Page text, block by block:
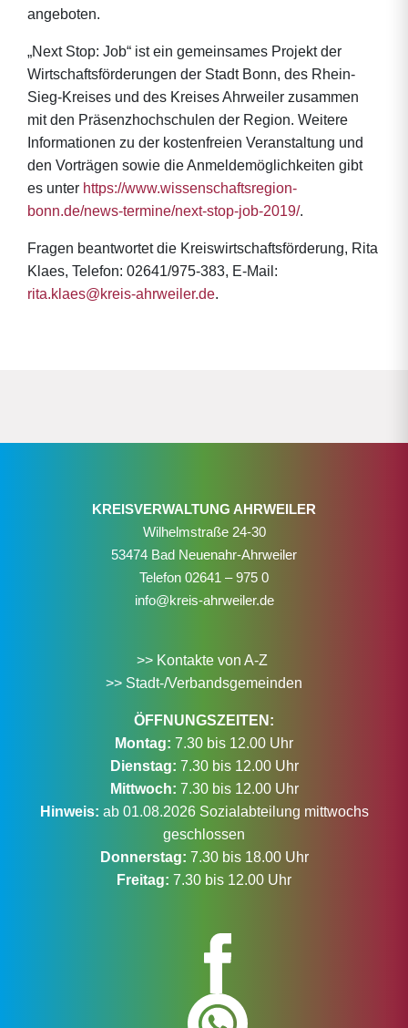
angeboten.
„Next Stop: Job“ ist ein gemeinsames Projekt der
Wirtschaftsförderungen der Stadt Bonn, des Rhein-
Sieg-Kreises und des Kreises Ahrweiler zusammen
mit den Präsenzhochschulen der Region. Weitere
Informationen zu der kostenfreien Veranstaltung und
den Vorträgen sowie die Anmeldemöglichkeiten gibt
es unter https://www.wissenschaftsregion-
bonn.de/news-termine/next-stop-job-2019/.
Fragen beantwortet die Kreiswirtschaftsförderung, Rita
Klaes, Telefon: 02641/975-383, E-Mail:
rita.klaes@kreis-ahrweiler.de.
KREISVERWALTUNG AHRWEILER
Wilhelmstraße 24-30
53474 Bad Neuenahr-Ahrweiler
Telefon 02641 – 975 0
info@kreis-ahrweiler.de
>> Kontakte von A-Z
>> Stadt-/Verbandsgemeinden
ÖFFNUNGSZEITEN:
Montag: 7.30 bis 12.00 Uhr
Dienstag: 7.30 bis 12.00 Uhr
Mittwoch: 7.30 bis 12.00 Uhr
Hinweis: ab 01.08.2026 Sozialabteilung mittwochs
geschlossen
Donnerstag: 7.30 bis 18.00 Uhr
Freitag: 7.30 bis 12.00 Uhr